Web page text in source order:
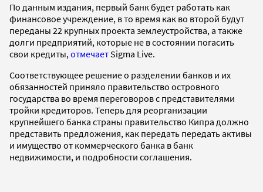
По данным издания, первый банк будет работать как
финансовое учреждение, в то время как во второй будут
переданы 22 крупных проекта землеустройства, а также
долги предприятий, которые не в состоянии погасить
свои кредиты, отмечаетSigma Live.
Cоответствующее решение о разделении банков и их
обязанностей приняло правительство островного
государства во время переговоров с представителями
тройки кредиторов. Теперь для реорганизации
крупнейшего банка страны правительство Кипра должно
представить предложения, как передать передать активы
и имущество от коммерческого банка в банк
недвижимости, и подробности соглашения.